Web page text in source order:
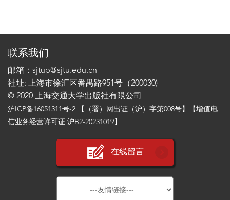
联系我们
邮箱：sjtup@sjtu.edu.cn
社址: 上海市徐汇区番禺路951号（200030)
© 2020 上海交通大学出版社有限公司
沪ICP备16051311号-2 【（署）网出证（沪）字第008号】【增值电
信业务经营许可证 沪B2-20231019】
在线留言